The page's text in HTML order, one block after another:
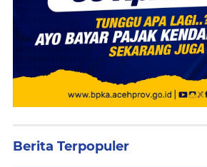
Berita Terpopuler